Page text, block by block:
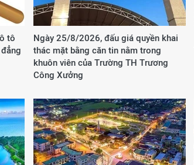
tô
Ngày 25/8/2026, đấu giá quyền khai
thác mặt bằng căn tin nằm trong
khuôn viên của Trường TH Trương
Công Xưởng